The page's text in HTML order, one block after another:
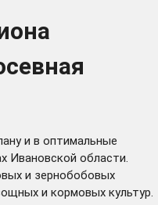
и в оптимальные
Ивановской области.
и зернобобовых
и кормовых культур.